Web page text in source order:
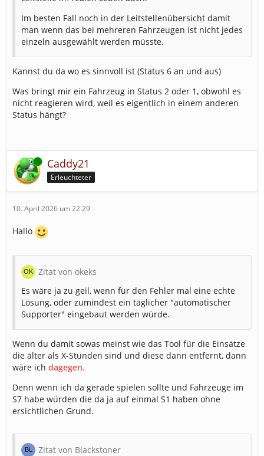
Im besten Fall noch in der Leitstellenübersicht damit
man wenn das bei mehreren Fahrzeugen ist nicht jedes
einzeln ausgewählt werden müsste.
Kannst du da wo es sinnvoll ist (Status 6 an und aus)
Was bringt mir ein Fahrzeug in Status 2 oder 1, obwohl es
nicht reagieren wird, weil es eigentlich in einem anderen
Status hängt?
Online Caddy21
Erleuchteter
10. April 2026 um 22:29
Hallo
Zitat von okeks
Es wäre ja zu geil, wenn für den Fehler mal eine echte
Lösung, oder zumindest ein täglicher "automatischer
Supporter" eingebaut werden würde.
Wenn du damit sowas meinst wie das Tool für die Einsätze
die älter als X-Stunden sind und diese dann entfernt, dann
wäre ich dagegen.
Denn wenn ich da gerade spielen sollte und Fahrzeuge im
S7 habe würden die da ja auf einmal S1 haben ohne
ersichtlichen Grund.
Zitat von Blackstoner